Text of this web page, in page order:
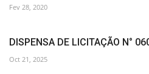
Fev 28, 2020
DISPENSA DE LICITAÇÃO N°
Oct 21, 2025